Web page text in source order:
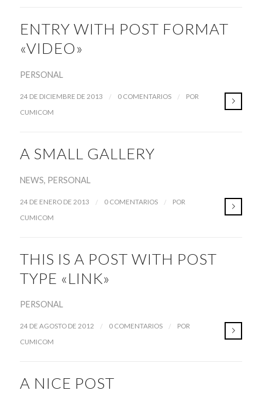
ENTRY WITH POST FORMAT
«VIDEO»
PERSONAL
24 DE DICIEMBRE DE 2013 / 0 COMENTARIOS / POR
CUMICOM
A SMALL GALLERY
NEWS, PERSONAL
24 DE ENERO DE 2013 / 0 COMENTARIOS / POR
CUMICOM
THIS IS A POST WITH POST
TYPE «LINK»
PERSONAL
24 DE AGOSTO DE 2012 / 0 COMENTARIOS / POR
CUMICOM
A NICE POST